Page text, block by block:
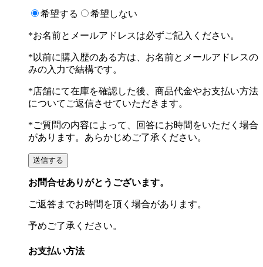
希望する 希望しない
*お名前とメールアドレスは必ずご記入ください。
*以前に購入歴のある方は、お名前とメールアドレスの
みの入力で結構です。
*店舗にて在庫を確認した後、商品代金やお支払い方法
についてご返信させていただきます。
*ご質問の内容によって、回答にお時間をいただく場合
があります。あらかじめご了承ください。
お問合せありがとうございます。
ご返答までお時間を頂く場合があります。
予めご了承ください。
お支払い方法